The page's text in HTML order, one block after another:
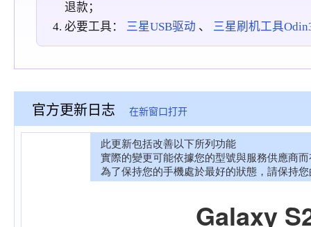
退款；
必要工具： 三星USB驱动 、 三星刷机工具
官方更新日志 在新窗口打开